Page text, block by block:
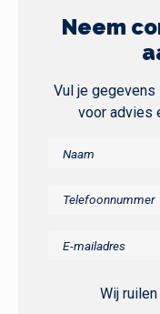
Neem
Vul je gegevens
voor advies
Wij